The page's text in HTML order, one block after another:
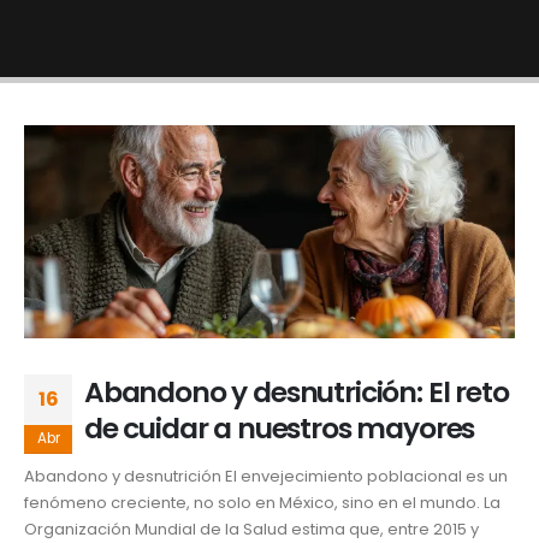
16
Abr
Abandono y desnutrición: El reto
de cuidar a nuestros mayores
Abandono y desnutrición El envejecimiento poblacional es un
fenómeno creciente, no solo en México, sino en el mundo. La
Organización Mundial de la Salud estima que, entre 2015 y